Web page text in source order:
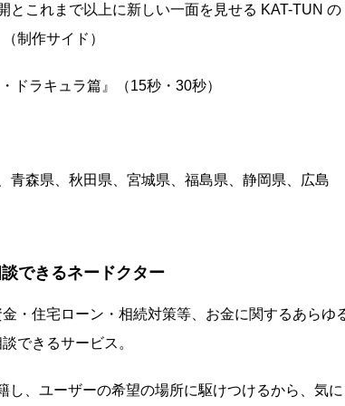
とこれまで以上に新しい一面を見せる KAT-TUN の
制作サイド）
ドラキュラ篇』（15秒・30秒）
青森県、秋田県、宮城県、福島県、静岡県、広島
できるネードクター
・住宅ローン・相続対策等、お金に関するあらゆ
できるサービス。
、ユーザーの希望の場所に駆けつけるから、気に